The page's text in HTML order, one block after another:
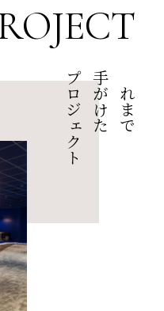
これまで
手がけた
プロジェクト